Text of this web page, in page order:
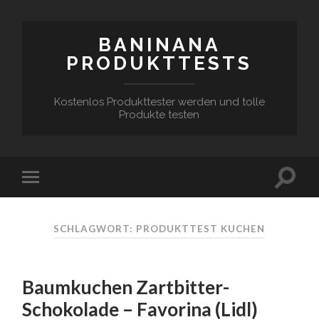
BANINANA
PRODUKTTESTS
Kostenlos Produkttester werden und tolle
Produkte testen
SCHLAGWORT: PRODUKTTEST KUCHEN
Baumkuchen Zartbitter-
Schokolade – Favorina (Lidl)